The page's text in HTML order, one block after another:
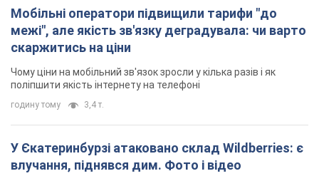
Мобільні оператори підвищили тарифи "до
межі", але якість зв'язку деградувала: чи варто
скаржитись на ціни
Чому ціни на мобільний зв'язок зросли у кілька разів і як
поліпшити якість інтернету на телефоні
годину тому 3,4 т.
У Єкатеринбурзі атаковано склад Wildberries: є
влучання, піднявся дим. Фото і відео